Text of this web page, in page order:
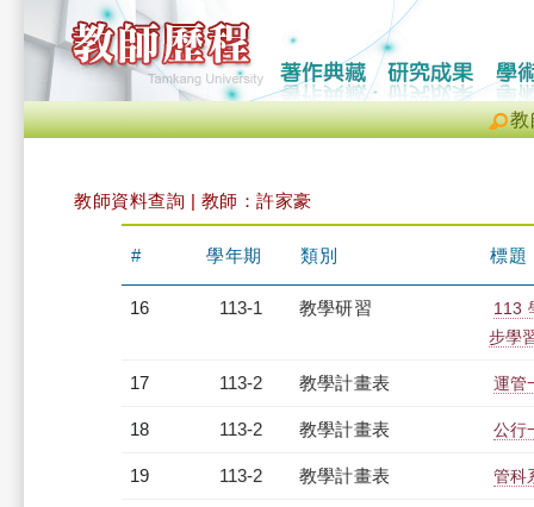
教
教師資料查詢 | 教師：許家豪
# 學年期 類別 標題
16 113-1 教學研習
113
步學
17 113-2 教學計畫表 運管
18 113-2 教學計畫表 公行
19 113-2 教學計畫表 管科